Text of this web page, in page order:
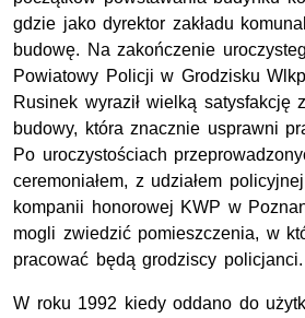
gdzie jako dyrektor zakładu
budowę. Na zakończenie
Powiatowy Policji w Grodzisku
Rusinek wyraził wielką satysfakcję
budowy, która znacznie usprawni
Po uroczystościach
ceremoniałem, z udziałem
kompanii honorowej KWP w
mogli zwiedzić pomieszczenia, w
pracować będą grodziscy policjanci.
W roku 1992 kiedy oddano do